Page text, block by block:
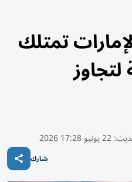
تمتلك
22 يونيو 17:28 2026
شارك